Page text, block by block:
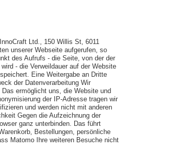
Ltd., 150 Willis St, 6011
unserer Webseite aufgerufen, so
des Aufrufs - die Seite, von der der
- die Verweildauer auf der Website
Eine Weitergabe an Dritte
der Datenverarbeitung Wir
ermöglicht uns, die Website und
der IP-Adresse tragen wir
und werden nicht mit anderen
Gegen die Aufzeichnung der
ganz unterbinden. Das führt
Bestellungen, persönliche
Matomo Ihre weiteren Besuche nicht